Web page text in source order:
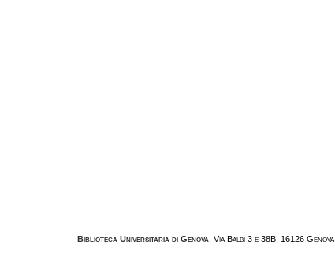
Biblioteca Universitaria di Genova , Via Balbi 3 e 38B, 16126 Genova.